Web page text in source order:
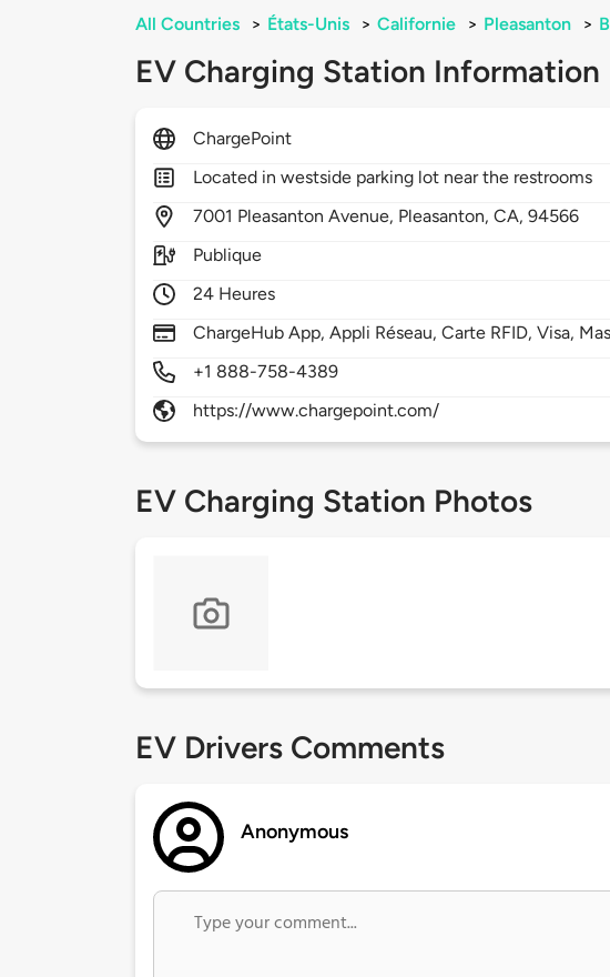
All Countries > États-Unis > Californie > Pleasanton >
EV Charging Station Information
ChargePoint
Located in westside parking lot near the restrooms
7001 Pleasanton Avenue, Pleasanton,CA,94566
Publique
24 Heures
ChargeHub App, Appli Réseau, Carte RFID, Visa,
+1 888-758-4389
https://www.chargepoint.com/
EV Charging Station Photos
EV Drivers Comments
Anonymous